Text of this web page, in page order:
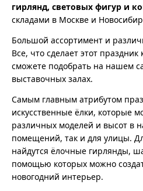
гирлянд, световых фигур и
складами в Москве и
Большой ассортимент и
Все, что сделает этот
сможете подобрать на нашем
выставочных залах.
Самым главным атрибутом
искусственные ёлки, которые
различных моделей и высот в
помещений, так и для улицы.
найдутся ёлочные гирлянды,
помощью которых можно
новогодний интерьер.